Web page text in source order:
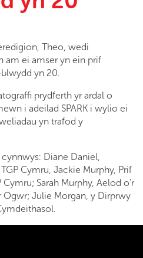
Theo, wedi
am ei amser yn ein prif
yn 20.
prydferth yr ardal o
i adeilad SPARK i wylio ei
yn trafod y
Diane Daniel,
Cymru, Jackie Murphy, Prif
Sarah Murphy, Aelod o’r
Julie Morgan, y Dirprwy